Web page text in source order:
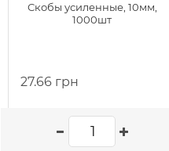
Скобы усиленные, 10мм,
1000шт
27.66 грн